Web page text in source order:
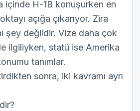
içinde H-1B konuşurken en
açığa çıkarıyor. Zira
şey değildir. Vize daha çok
ilgiliyken, statü ise Amerika
tanımlar.
sonra, iki kavramı ayrı